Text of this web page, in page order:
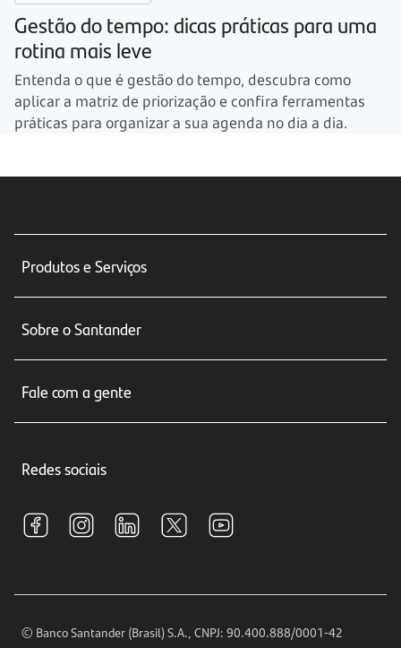
Gestão do tempo: dicas práticas para uma
rotina mais leve
Entenda o que é gestão do tempo, descubra como
aplicar a matriz de priorização e confira ferramentas
práticas para organizar a sua agenda no dia a dia.
Produtos e Serviços
Seguros
Crédito e Financiamentos
Investimentos
Sobre o Santander
Relações com Investidores
Fale com a gente
Central de Renegociação
S.A.C
Encontre nossas agências
Horários de Atendimento
Redes sociais
© Banco Santander (Brasil) S.A., CNPJ: 90.400.888/0001-42